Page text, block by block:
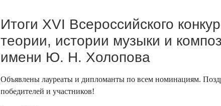
Итоги XVI Всероссийского
теории, истории музыки и
имени Ю. Н. Холопова
Объявлены лауреаты и дипломанты по всем номинациям.
победителей и участников!